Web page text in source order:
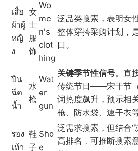
เสื้อ
ผ้าผู้
หญิ
ง
女
士
服
饰
Wo
me
n's
clot
hing
泛品类搜索，表明女
整体穿搭采购计划，
口。
ปืน
ฉีด
นํ้า
水
枪
Wat
er
gun
关键季节性信号。直
传统节日——宋干节
词热度飙升，预示相
枪、防水袋、速干衣
รอง
เท้า
鞋
子
Sho
e
泛需求搜索，但结合“
高排名，可推断搜索